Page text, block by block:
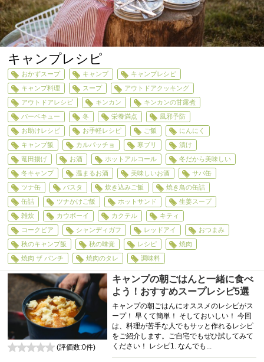
キャンプレシピ
おかずスープ キャンプ
キャンプレシピ
キャンプ料理
スープ
アウトドアクッキング
アウトドアレシピ
キンカン
キンカンの甘露煮
バーベキュー
冬 栄養満点
風邪予防
お助けレシピ
お手軽レシピ ご飯
にんにく
キャンプ飯
カルパッチョ 寒ブリ
漬け
竜田揚げ
お酒 ホットアルコール
冬だから美味しい
冬キャンプ
温まるお酒 美味しいお酒
サバ缶
ツナ缶
パスタ 炊き込みご飯
焼き鳥の缶詰
缶詰
ツナかけご飯 ホットサンド
生姜スープ
雑炊
カウボーイ カクテル
キティ
コークビア
シャンディガフ レッドアイ
おつまみ
秋のキャンプ飯
秋の味覚 レシピ
焼肉
焼肉 ザ パンチ
焼肉のタレ 調味料
キャンプの朝ごはんと一緒に食べ
よう！おすすめスープレシピ5選
キャンプの朝ごはんにオススメのレシピがス
ープ！ 早くて簡単！ そしておいしい！ 今回
は、料理が苦手な人でもサッと作れるレシピ
をご紹介します。ご自宅でもぜひ試してみて
ください！ レシピ1. なんでも...
(評価数:0件)